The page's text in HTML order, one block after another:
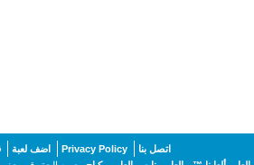
اضف لعبة Privacy Policy
اتصل بنا